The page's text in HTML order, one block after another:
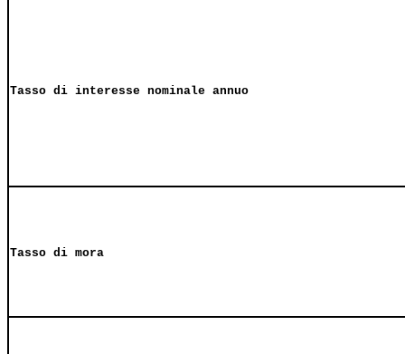
Tasso di interesse nominale annuo
Tasso di mora